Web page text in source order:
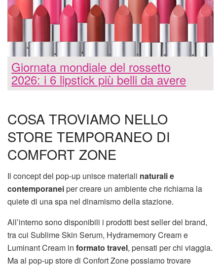
Giornata mondiale del rossetto
2026: i 6 lipstick più belli da avere
COSA TROVIAMO NELLO
STORE TEMPORANEO DI
COMFORT ZONE
Il concept del pop-up unisce materiali naturali e
contemporaneiper creare un ambiente che richiama la
quiete di una spa nel dinamismo della stazione.
All’interno sono disponibili i prodotti best seller del brand,
tra cui Sublime Skin Serum, Hydramemory Cream e
Luminant Cream in formato travel, pensati per chi viaggia.
Ma al pop-up store di Confort Zone possiamo trovare